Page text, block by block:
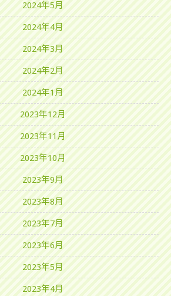
2024年5月
2024年4月
2024年3月
2024年2月
2024年1月
2023年12月
2023年11月
2023年10月
2023年9月
2023年8月
2023年7月
2023年6月
2023年5月
2023年4月